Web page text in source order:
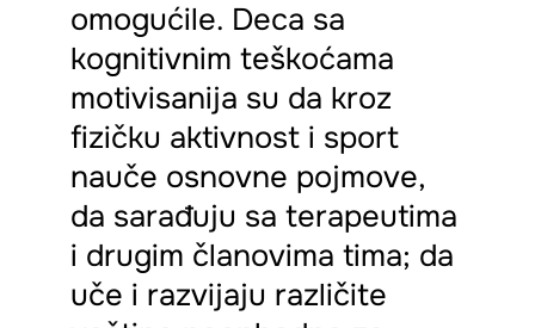
omogućile. Deca sa
kognitivnim teškoćama
motivisanija su da kroz
fizičku aktivnost i sport
nauče osnovne pojmove,
da sarađuju sa terapeutima
i drugim članovima tima; da
uče i razvijaju različite